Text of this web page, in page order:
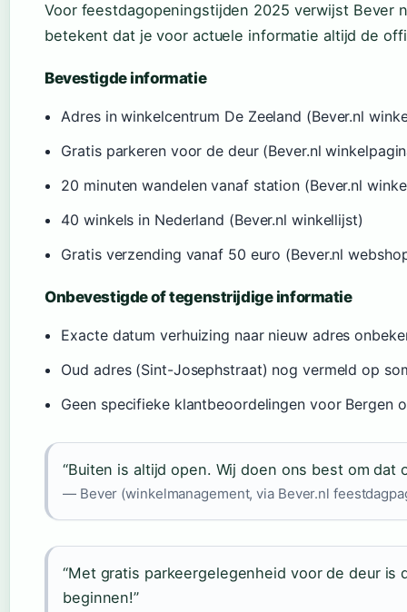
Voor feestdagopeningstijden 2025 verwijst Bever
betekent dat je voor actuele informatie altijd de
Bevestigde informatie
Adres in winkelcentrum De Zeeland (Bever.nl
Gratis parkeren voor de deur (Bever.nl
20 minuten wandelen vanaf station (Bever.nl
40 winkels in Nederland (Bever.nl winkellijst)
Gratis verzending vanaf 50 euro (Bever.nl
Onbevestigde of tegenstrijdige informatie
Exacte datum verhuizing naar nieuw adres
Oud adres (Sint-Josephstraat) nog vermeld op
Geen specifieke klantbeoordelingen voor Bergen
“Buiten is altijd open. Wij doen ons best om dat
— Bever (winkelmanagement, via Bever.nl
“Met gratis parkeergelegenheid voor de deur is
beginnen!”